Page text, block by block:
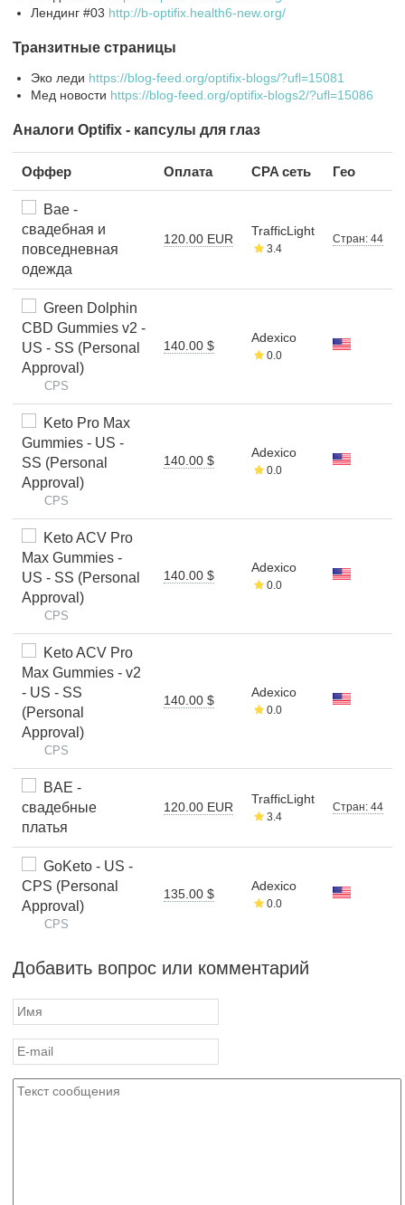
Лендинг #03 http://b-optifix.health6-new.org/
Транзитные страницы
Эко леди https://blog-feed.org/optifix-blogs/?ufl=15081
Мед новости https://blog-feed.org/optifix-blogs2/?ufl=15086
Аналоги Optifix - капсулы для глаз
Оффер Оплата CPA сеть Гео
Bae -
свадебная и
повседневная
одежда
120.00 EUR
TrafficLight
3.4
Стран: 44
Green Dolphin
CBD Gummies v2 -
US - SS (Personal
Approval)
CPS
140.00 $
Adexico
0.0
Keto Pro Max
Gummies - US -
SS (Personal
Approval)
CPS
140.00 $
Adexico
0.0
Keto ACV Pro
Max Gummies -
US - SS (Personal
Approval)
CPS
140.00 $
Adexico
0.0
Keto ACV Pro
Max Gummies - v2
- US - SS
(Personal
Approval)
CPS
140.00 $
Adexico
0.0
BAE -
свадебные
платья
120.00 EUR
TrafficLight
3.4
Стран: 44
GoKeto - US -
CPS (Personal
Approval)
CPS
135.00 $
Adexico
0.0
Добавить вопрос или комментарий